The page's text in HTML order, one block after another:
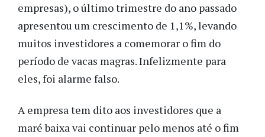
empresas), o último trimestre do ano passado
apresentou um crescimento de 1,1%, levando
muitos investidores a comemorar o fim do
período de vacas magras. Infelizmente para
eles, foi alarme falso.
A empresa tem dito aos investidores que a
maré baixa vai continuar pelo menos até o fim